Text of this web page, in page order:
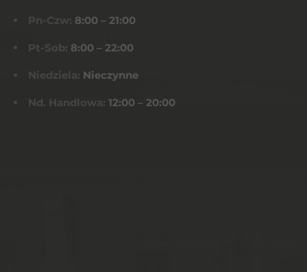
Pn-Czw: 8:00 – 21:00
Pt-Sob: 8:00 – 22:00
Niedziela: Nieczynne
Nd. Handlowa: 12:00 – 20:00